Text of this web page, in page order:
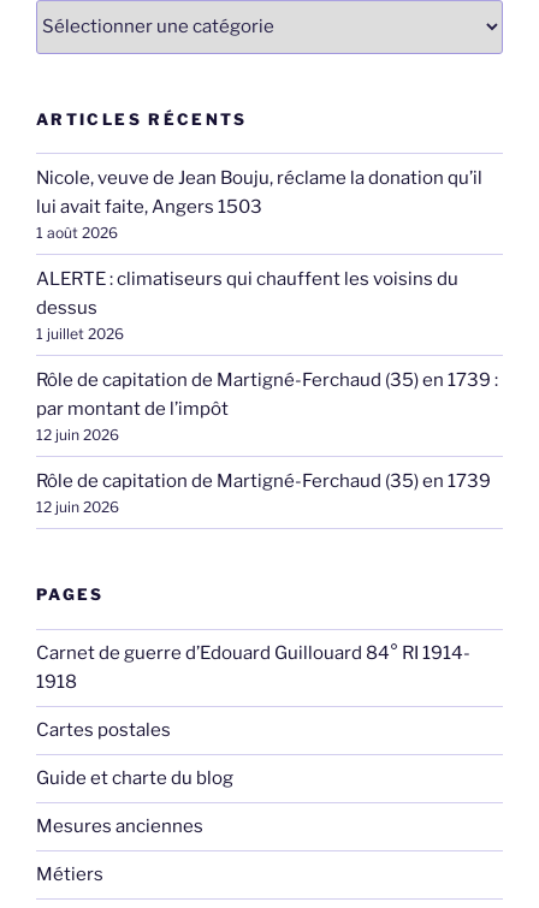
Catégories
ARTICLES RÉCENTS
Nicole, veuve de Jean Bouju, réclame la donation qu’il
lui avait faite, Angers 1503
1 août 2026
ALERTE : climatiseurs qui chauffent les voisins du
dessus
1 juillet 2026
Rôle de capitation de Martigné-Ferchaud (35) en 1739 :
par montant de l’impôt
12 juin 2026
Rôle de capitation de Martigné-Ferchaud (35) en 1739
12 juin 2026
PAGES
Carnet de guerre d’Edouard Guillouard 84° RI 1914-
1918
Cartes postales
Guide et charte du blog
Mesures anciennes
Métiers